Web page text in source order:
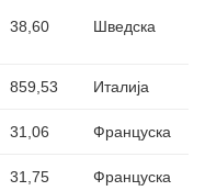
38,60 Шведска
859,53 Италија
31,06 Француска
31,75 Француска